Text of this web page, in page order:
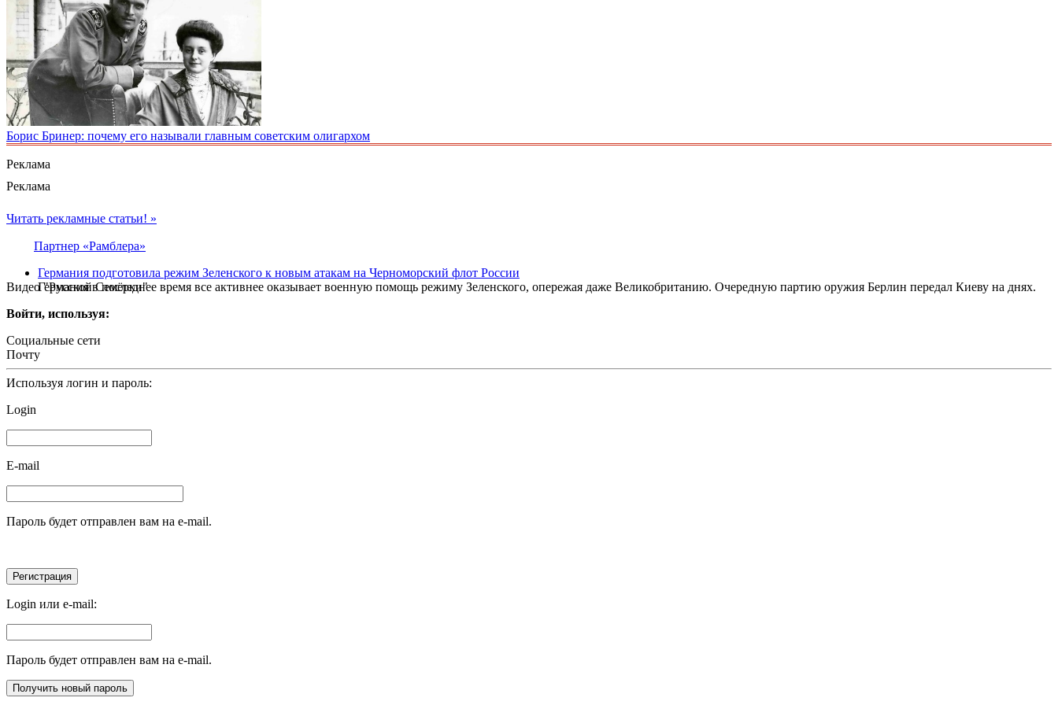
Борис Бринер: почему его называли главным советским олигархом
Реклама
Реклама
Видео "Русской Семёрки"
Читать рекламные статьи! »
Партнер «Рамблера»
Германия подготовила режим Зеленского к новым атакам на Черноморский флот России
Германия в последнее время все активнее оказывает военную помощь режиму Зеленского, опережая даже Великобританию. Очередную партию оружия Берлин передал Киеву на днях.
Войти, используя:
Социальные сети
Почту
Используя логин и пароль:
Login
E-mail
Пароль будет отправлен вам на e-mail.
Login или e-mail:
Пароль будет отправлен вам на e-mail.